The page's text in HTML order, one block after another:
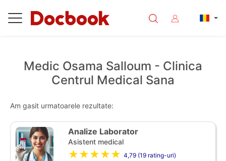
Medic Osama Salloum - Clinica
Centrul Medical Sana
Am gasit urmatoarele rezultate:
Analize Laborator
Asistent medical
★★★★★ 4,79 (19 rating-uri)